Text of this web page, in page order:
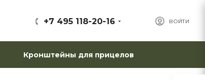
ВОЙТИ
+7 495 118-20-16
Кронштейны для прицелов